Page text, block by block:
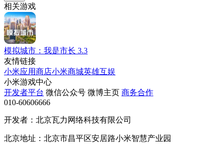
相关游戏
模拟城市：我是市长 3.3
友情链接
小米应用商店小米商城英雄互娱
小米游戏中心
开发者平台 微信公众号 微博主页 商务合作
010-60606666
开发者：北京瓦力网络科技有限公司
北京地址：北京市昌平区安居路小米智慧产业园